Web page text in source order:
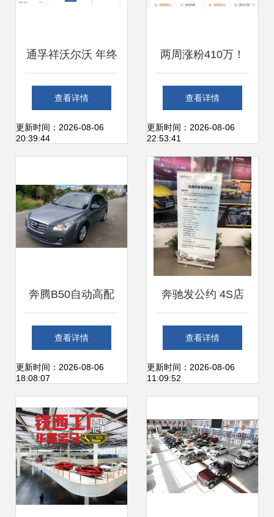
通孚祥沃尔沃 年终
大奖驾到，意想不
到的“沃”式好礼，
查看详情
更新时间：2026-08-06
20:39:44
两周涨粉410万！
抖音汽车类账号如
何打造爆款？
查看详情
更新时间：2026-08-06
22:53:41
奔腾B50自动高配
星耀灰二手车交易
实测 爱卡论坛现场
肉身体验
查看详情
更新时间：2026-08-06
18:08:07
奔驰发公约 4S店
明码标价，汽车金
融服务规范化迈
查看详情
更新时间：2026-08-06
11:09:52